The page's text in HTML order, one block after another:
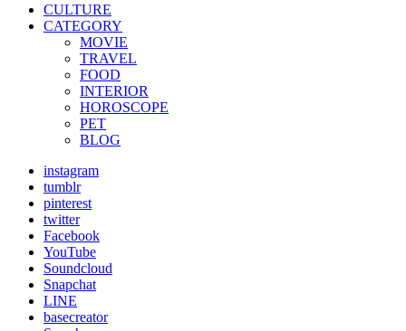
CULTURE
CATEGORY
MOVIE
TRAVEL
FOOD
INTERIOR
HOROSCOPE
PET
BLOG
instagram
tumblr
pinterest
twitter
Facebook
YouTube
Soundcloud
Snapchat
LINE
basecreator